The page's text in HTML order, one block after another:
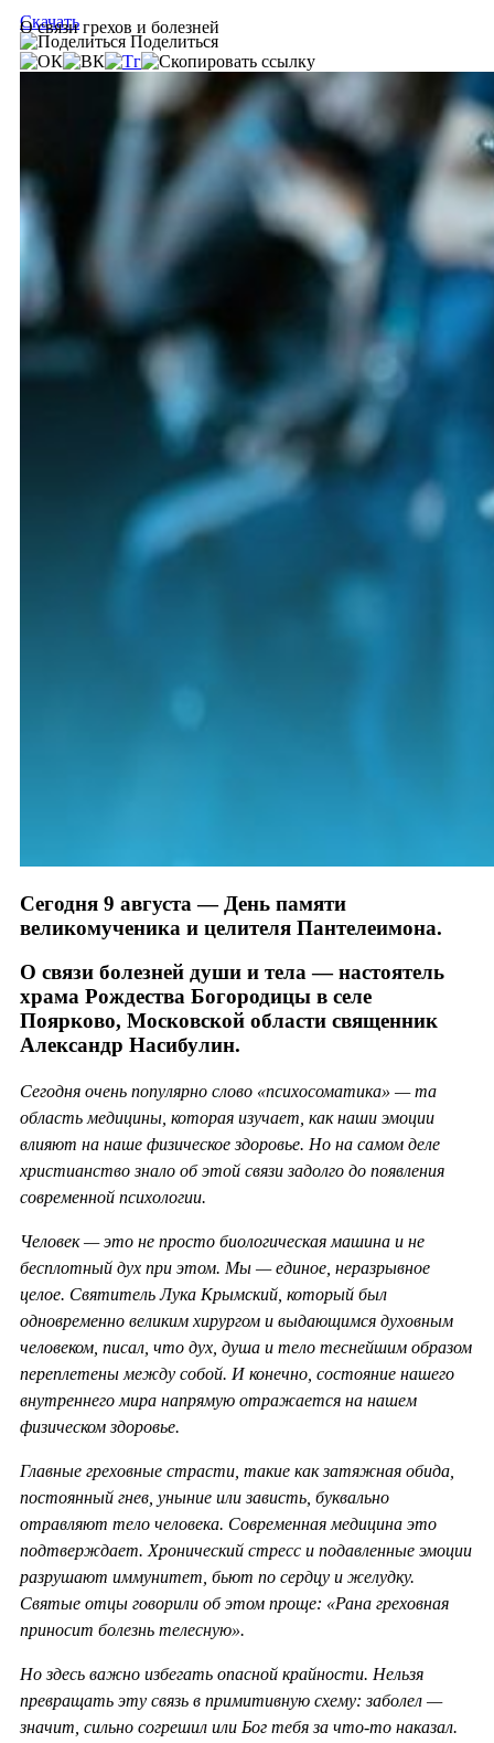
О связи грехов и болезней
Скачать
Поделиться
Сегодня 9 августа — День памяти
великомученика и целителя Пантелеимона.
О связи болезней души и тела — настоятель
храма Рождества Богородицы в селе
Поярково, Московской области священник
Александр Насибулин.
Сегодня очень популярно слово «психосоматика» — та
область медицины, которая изучает, как наши эмоции
влияют на наше физическое здоровье. Но на самом деле
христианство знало об этой связи задолго до появления
современной психологии.
Человек — это не просто биологическая машина и не
бесплотный дух при этом. Мы — единое, неразрывное
целое. Святитель Лука Крымский, который был
одновременно великим хирургом и выдающимся духовным
человеком, писал, что дух, душа и тело теснейшим образом
переплетены между собой. И конечно, состояние нашего
внутреннего мира напрямую отражается на нашем
физическом здоровье.
Главные греховные страсти, такие как затяжная обида,
постоянный гнев, уныние или зависть, буквально
отравляют тело человека. Современная медицина это
подтверждает. Хронический стресс и подавленные эмоции
разрушают иммунитет, бьют по сердцу и желудку.
Святые отцы говорили об этом проще: «Рана греховная
приносит болезнь телесную».
Но здесь важно избегать опасной крайности. Нельзя
превращать эту связь в примитивную схему: заболел —
значит, сильно согрешил или Бог тебя за что-то наказал.